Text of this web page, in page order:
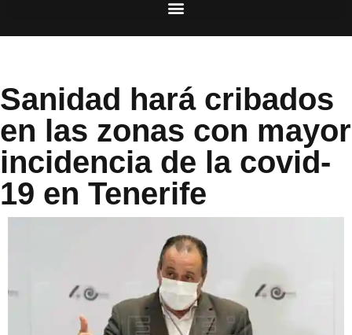
Sanidad hará cribados
en las zonas con mayor
incidencia de la covid-
19 en Tenerife